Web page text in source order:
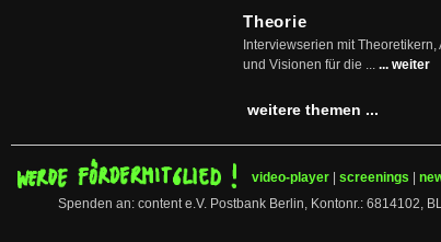
Theorie
Interviewserien mit
und Visionen für die ... ... weiter
weitere themen ...
video-player screenings
Spenden an: content e.V. Postbank Berlin, Kontonr.: 6814102,